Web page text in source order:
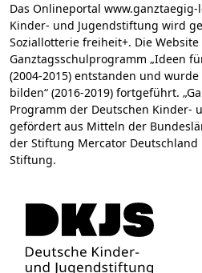
Das Onlineportal
Kinder- und Jugendstiftung wird
Soziallotterie freiheit+. Die
Ganztagsschulprogramm „Ideen
(2004-2015) entstanden und
bilden“ (2016-2019) fortgeführt.
Programm der Deutschen Kinder-
gefördert aus Mitteln der
der Stiftung Mercator Deutschland
Stiftung.